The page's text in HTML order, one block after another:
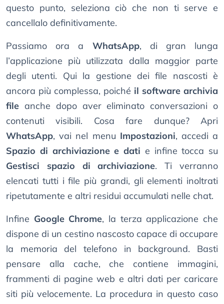
questo punto, seleziona ciò che non ti serve e
cancellalo definitivamente.
Passiamo ora a WhatsApp, di gran lunga
l’applicazione più utilizzata dalla maggior parte
degli utenti. Qui la gestione dei file nascosti è
ancora più complessa, poiché il software archivia
file anche dopo aver eliminato conversazioni o
contenuti visibili. Cosa fare dunque? Apri
WhatsApp, vai nel menu Impostazioni, accedi a
Spazio di archiviazione e dati e infine tocca su
Gestisci spazio di archiviazione. Ti verranno
elencati tutti i file più grandi, gli elementi inoltrati
ripetutamente e altri residui accumulati nelle chat.
Infine Google Chrome, la terza applicazione che
dispone di un cestino nascosto capace di occupare
la memoria del telefono in background. Basti
pensare alla cache, che contiene immagini,
frammenti di pagine web e altri dati per caricare
siti più velocemente. La procedura in questo caso